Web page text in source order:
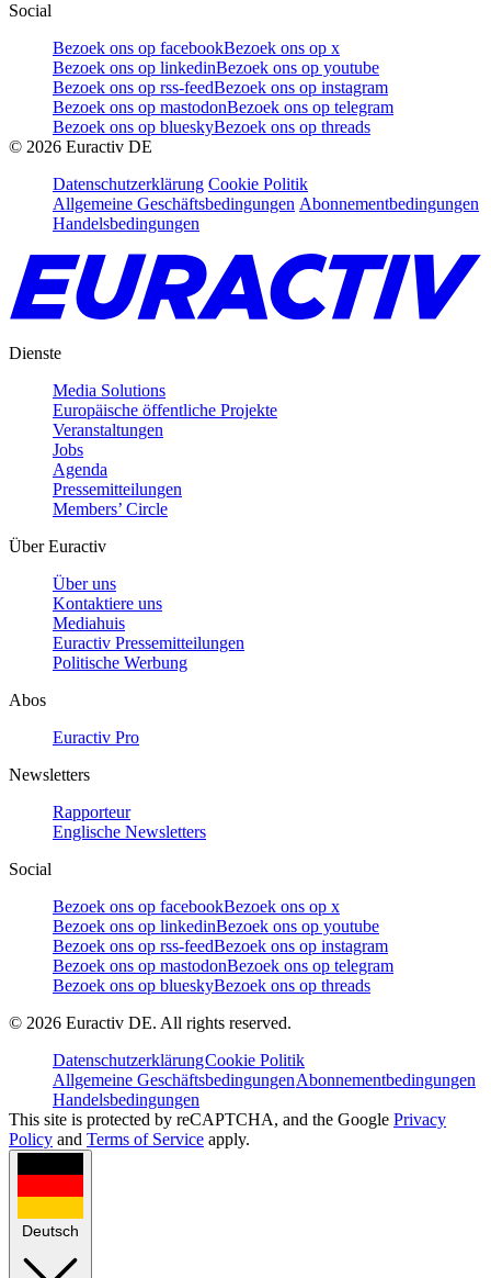
Social
Bezoek ons op facebookBezoek ons op x
Bezoek ons op linkedinBezoek ons op youtube
Bezoek ons op rss-feedBezoek ons op instagram
Bezoek ons op mastodonBezoek ons op telegram
Bezoek ons op blueskyBezoek ons op threads
© 2026 Euractiv DE
Datenschutzerklärung Cookie Politik
Allgemeine Geschäftsbedingungen Abonnementbedingungen
Handelsbedingungen
Dienste
Media Solutions
Europäische öffentliche Projekte
Veranstaltungen
Jobs
Agenda
Pressemitteilungen
Members’ Circle
Über Euractiv
Über uns
Kontaktiere uns
Mediahuis
Euractiv Pressemitteilungen
Politische Werbung
Abos
Euractiv Pro
Newsletters
Rapporteur
Englische Newsletters
Social
Bezoek ons op facebookBezoek ons op x
Bezoek ons op linkedinBezoek ons op youtube
Bezoek ons op rss-feedBezoek ons op instagram
Bezoek ons op mastodonBezoek ons op telegram
Bezoek ons op blueskyBezoek ons op threads
© 2026 Euractiv DE. All rights reserved.
DatenschutzerklärungCookie Politik
Allgemeine GeschäftsbedingungenAbonnementbedingungen
Handelsbedingungen
This site is protected by reCAPTCHA, and the Google Privacy
Policy and Terms of Service apply.
Deutsch